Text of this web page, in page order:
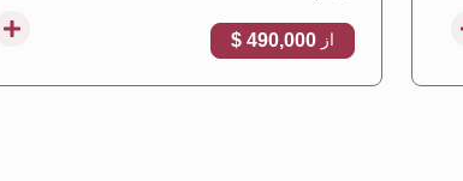
از 490,000 $